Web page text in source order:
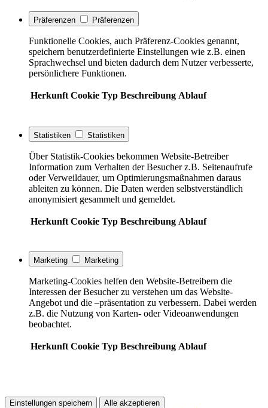
Präferenzen Präferenzen
Funktionelle Cookies, auch Präferenz-Cookies genannt,
speichern benutzerdefinierte Einstellungen wie z.B. einen
Sprachwechsel und bieten dadurch dem Nutzer verbesserte,
persönlichere Funktionen.
Herkunft Cookie Typ Beschreibung Ablauf
Statistiken Statistiken
Über Statistik-Cookies bekommen Website-Betreiber
Information zum Verhalten der Besucher z.B. Seitenaufrufe
oder Verweildauer, um Optimierungsmaßnahmen daraus
ableiten zu können. Die Daten werden selbstverständlich
anonymisiert gesammelt und gemeldet.
Herkunft Cookie Typ Beschreibung Ablauf
Marketing Marketing
Marketing-Cookies helfen den Website-Betreibern die
Interessen der Besucher zu verstehen um das Website-
Angebot und die –präsentation zu verbessern. Dabei werden
z.B. die Nutzung von Karten- oder Videoanwendungen
beobachtet.
Herkunft Cookie Typ Beschreibung Ablauf
Einstellungen speichern Alle akzeptieren